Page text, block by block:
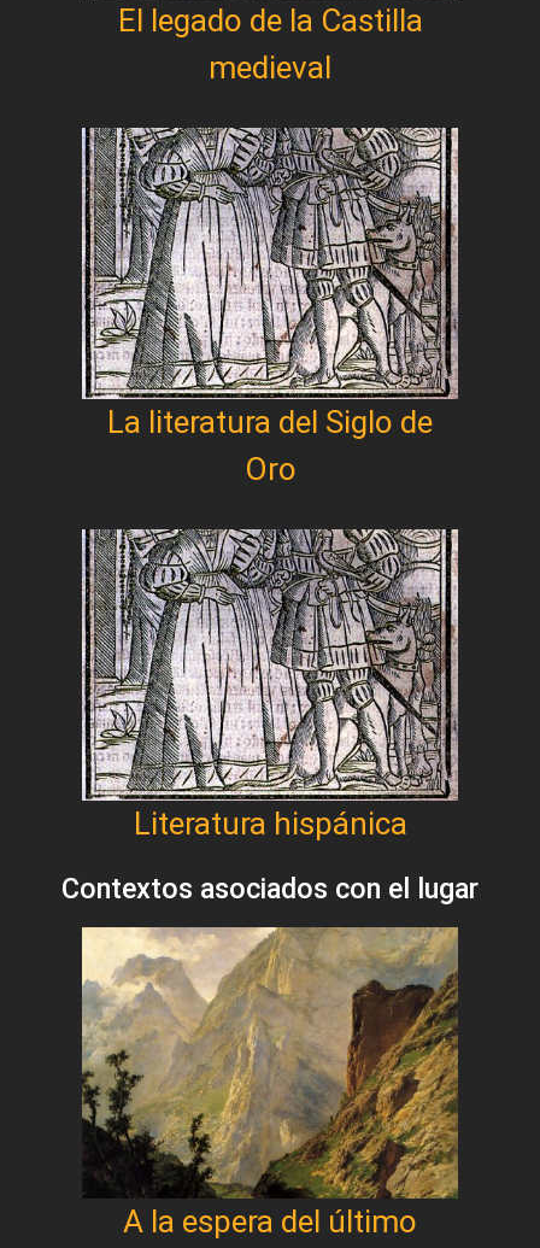
El legado de la Castilla
medieval
La literatura del Siglo de
Oro
Literatura hispánica
Contextos asociados con el lugar
A la espera del último